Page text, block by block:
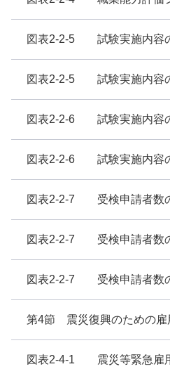
図表2-2-5 試験実施内容
図表2-2-5 試験実施内容
図表2-2-6 試験実施内容
図表2-2-6 試験実施内容
図表2-2-7 受検申請者数
図表2-2-7 受検申請者数
図表2-2-7 受検申請者数
第4節 震災復興のための雇
図表2-4-1 震災等緊急雇